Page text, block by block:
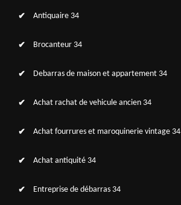
Antiquaire 34
Brocanteur 34
Debarras de maison et appartement 34
Achat rachat de vehicule ancien 34
Achat fourrures et maroquinerie vintage 34
Achat antiquité 34
Entreprise de débarras 34